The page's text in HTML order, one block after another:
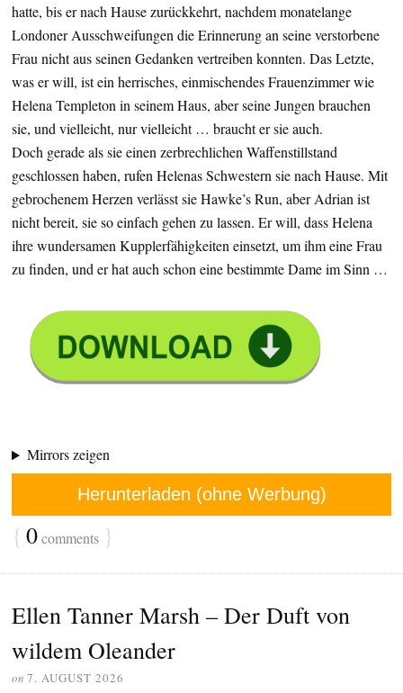
hatte, bis er nach Hause zurückkehrt, nachdem monatelange
Londoner Ausschweifungen die Erinnerung an seine verstorbene
Frau nicht aus seinen Gedanken vertreiben konnten. Das Letzte,
was er will, ist ein herrisches, einmischendes Frauenzimmer wie
Helena Templeton in seinem Haus, aber seine Jungen brauchen
sie, und vielleicht, nur vielleicht … braucht er sie auch.
Doch gerade als sie einen zerbrechlichen Waffenstillstand
geschlossen haben, rufen Helenas Schwestern sie nach Hause. Mit
gebrochenem Herzen verlässt sie Hawke’s Run, aber Adrian ist
nicht bereit, sie so einfach gehen zu lassen. Er will, dass Helena
ihre wundersamen Kupplerfähigkeiten einsetzt, um ihm eine Frau
zu finden, und er hat auch schon eine bestimmte Dame im Sinn …
Mirrors zeigen
Herunterladen (ohne Werbung)
{ 0comments }
Ellen Tanner Marsh – Der Duft von
wildem Oleander
on 7. AUGUST 2026